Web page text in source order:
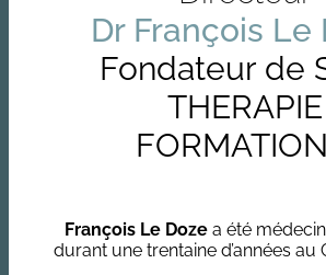
Dr François Le
Fondateur de
THERAPIE
François Le Doze a été
durant une trentaine d’années au